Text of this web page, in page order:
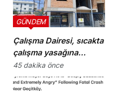
Çalışma Dairesi, sıcakta
çalışma yasağına
uymayan 19 iş yerine
uyarı verdi
GÜNDEM
45 dakika önce